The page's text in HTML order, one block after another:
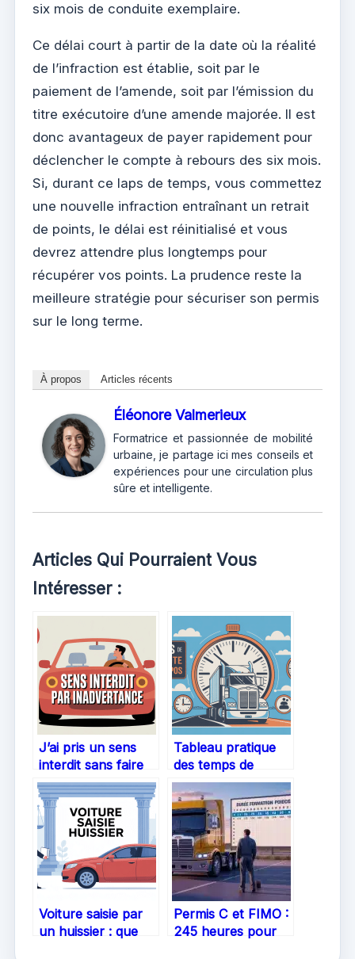
six mois de conduite exemplaire.
Ce délai court à partir de la date où la réalité
de l’infraction est établie, soit par le
paiement de l’amende, soit par l’émission du
titre exécutoire d’une amende majorée. Il est
donc avantageux de payer rapidement pour
déclencher le compte à rebours des six mois.
Si, durant ce laps de temps, vous commettez
une nouvelle infraction entraînant un retrait
de points, le délai est réinitialisé et vous
devrez attendre plus longtemps pour
récupérer vos points. La prudence reste la
meilleure stratégie pour sécuriser son permis
sur le long terme.
À propos Articles récents
Éléonore Valmerieux
Formatrice et passionnée de mobilité
urbaine, je partage ici mes conseils et
expériences pour une circulation plus
sûre et intelligente.
Articles Qui Pourraient Vous
Intéresser :
J’ai pris un sens
interdit sans faire
exprès : que
risquez-vous
vraiment ?
Tableau pratique
des temps de
conduite et de
repos : votre guide
synthétique
Voiture saisie par
un huissier : que
Permis C et FIMO :
245 heures pour